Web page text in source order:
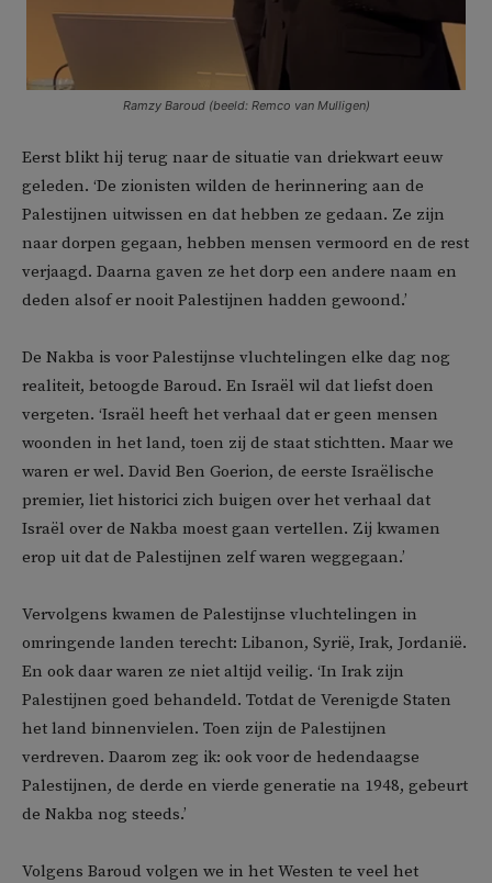
Ramzy Baroud (beeld: Remco van Mulligen)
Eerst blikt hij terug naar de situatie van driekwart eeuw
geleden. ‘De zionisten wilden de herinnering aan de
Palestijnen uitwissen en dat hebben ze gedaan. Ze zijn
naar dorpen gegaan, hebben mensen vermoord en de rest
verjaagd. Daarna gaven ze het dorp een andere naam en
deden alsof er nooit Palestijnen hadden gewoond.’
De Nakba is voor Palestijnse vluchtelingen elke dag nog
realiteit, betoogde Baroud. En Israël wil dat liefst doen
vergeten. ‘Israël heeft het verhaal dat er geen mensen
woonden in het land, toen zij de staat stichtten. Maar we
waren er wel. David Ben Goerion, de eerste Israëlische
premier, liet historici zich buigen over het verhaal dat
Israël over de Nakba moest gaan vertellen. Zij kwamen
erop uit dat de Palestijnen zelf waren weggegaan.’
Vervolgens kwamen de Palestijnse vluchtelingen in
omringende landen terecht: Libanon, Syrië, Irak, Jordanië.
En ook daar waren ze niet altijd veilig. ‘In Irak zijn
Palestijnen goed behandeld. Totdat de Verenigde Staten
het land binnenvielen. Toen zijn de Palestijnen
verdreven. Daarom zeg ik: ook voor de hedendaagse
Palestijnen, de derde en vierde generatie na 1948, gebeurt
de Nakba nog steeds.’
Volgens Baroud volgen we in het Westen te veel het